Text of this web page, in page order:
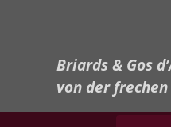
Briards & Gos
von der